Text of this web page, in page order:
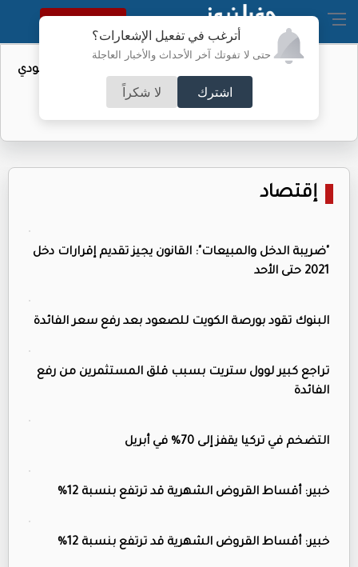
أترغب في تفعيل الإشعارات؟
حتى لا تفوتك آخر الأحداث والأخبار العاجلة
اشترك لا شكراً
النسخة الكاملة
واردات الولايات المتحدة من النفط السعودي
تهبط إلى الصفر
إقتصاد
"ضريبة الدخل والمبيعات": القانون يجيز تقديم إقرارات دخل
2021 حتى الأحد
البنوك تقود بورصة الكويت للصعود بعد رفع سعر الفائدة
تراجع كبير لوول ستريت بسبب قلق المستثمرين من رفع
الفائدة
التضخم في تركيا يقفز إلى 70% في أبريل
خبير: أقساط القروض الشهرية قد ترتفع بنسبة 12%
خبير: أقساط القروض الشهرية قد ترتفع بنسبة 12%